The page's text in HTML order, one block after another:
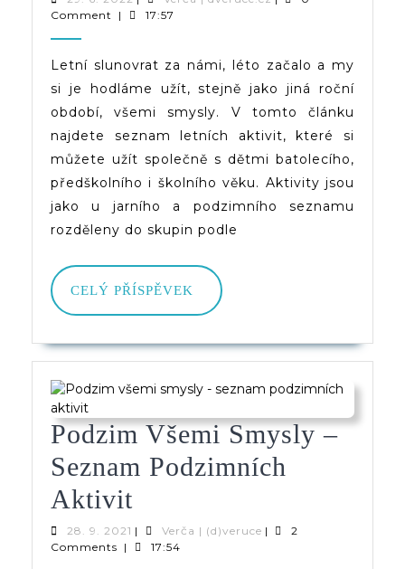
–
Seznam
Letních
Aktivit
Nejen
Pro
6.
Comment
| 17:57
Letní slunovrat za námi, léto začalo a my
si je hodláme užít, stejně jako jiná roční
období, všemi smysly. V tomto článku
najdete seznam letních aktivit, které si
můžete užít společně s dětmi batolecího,
předškolního i školního věku. Aktivity jsou
jako u jarního a podzimního seznamu
rozděleny do skupin podle
CELÝ PŘÍSPĚVEK
CELÝ
PŘÍSPĚVEK
Podzim Všemi Smysly –
Seznam Podzimních
Aktivit
Všemi
28. 9. 2021 28.
9.
| Verča | (d)veruceVerča
|
2
Comments | 17:54